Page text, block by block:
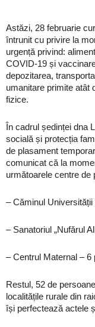
Astăzi, 28 februarie
întrunit cu privire la
urgență privind:
COVID-19 și
depozitarea,
umanitare primite atât
fizice.
În cadrul ședinței dna
socială și protecția
de plasament
comunicat că la
următoarele centre de
– Căminul Universității
– Sanatoriul „Nufărul
– Centrul Maternal – 6
Restul, 52 de
localitățile rurale din
își perfectează actele